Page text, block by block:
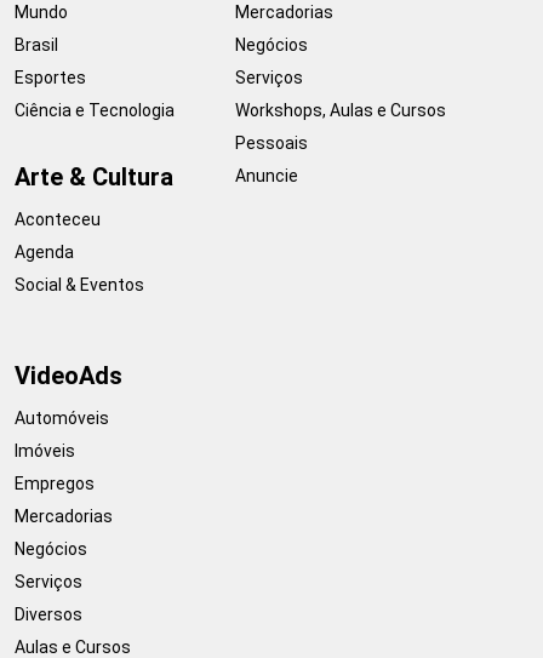
Mundo
Brasil
Esportes
Ciência e Tecnologia
Arte & Cultura
Aconteceu
Agenda
Social & Eventos
Mercadorias
Negócios
Serviços
Workshops, Aulas e Cursos
Pessoais
Anuncie
VideoAds
Automóveis
Imóveis
Empregos
Mercadorias
Negócios
Serviços
Diversos
Aulas e Cursos